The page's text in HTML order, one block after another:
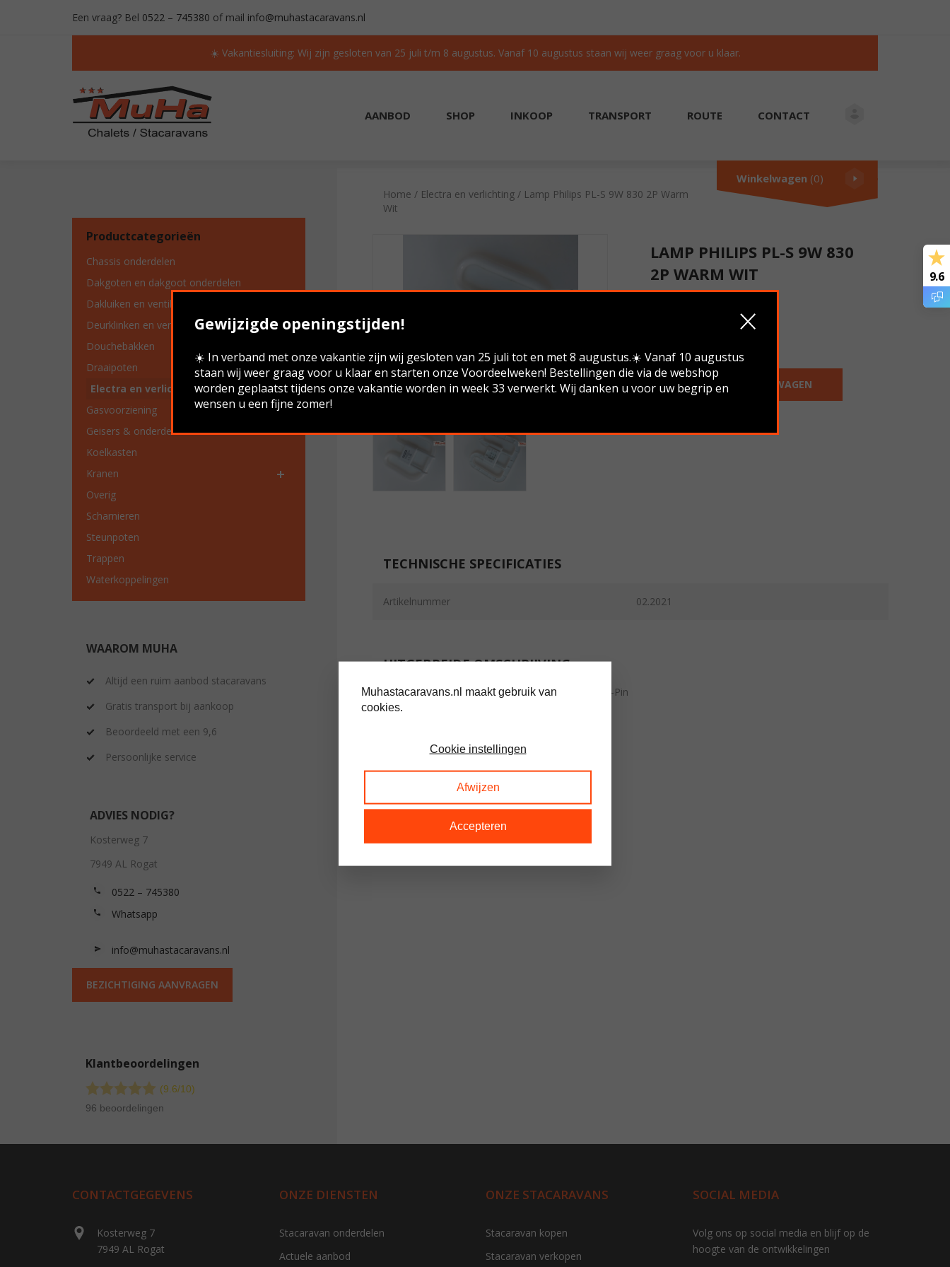
Een vraag? Bel 0522 – 745380 of mail info@muhastacaravans.nl
☀️ Vakantiesluiting: Wij zijn gesloten van 25 juli t/m 8 augustus. Vanaf 10 augustus staan wij weer graag voor u klaar.
AANBOD SHOP INKOOP TRANSPORT ROUTE CONTACT
Winkelwagen (0)
Productcategorieën
Chassis onderdelen
Dakgoten en dakgoot onderdelen
Dakluiken en ventilatie
Deurklinken en vensterbeslag
Douchebakken
Draaipoten
Electra en verlichting
Gasvoorziening
Geisers & onderdelen
Koelkasten
Kranen
Overig
Scharnieren
Steunpoten
Trappen
Waterkoppelingen
WAAROM MUHA
Altijd een ruim aanbod stacaravans
Gratis transport bij aankoop
Beoordeeld met een 9,6
Persoonlijke service
ADVIES NODIG?
Kosterweg 7
7949 AL Rogat
0522 – 745380
Whatsapp
info@muhastacaravans.nl
BEZICHTIGING AANVRAGEN
Klantbeoordelingen
(9.6/10)
96 beoordelingen
Home / Electra en verlichting / Lamp Philips PL-S 9W 830 2P Warm
Wit
LAMP PHILIPS PL-S 9W 830
2P WARM WIT
IN WINKELWAGEN
TECHNISCHE SPECIFICATIES
Artikelnummer 02.2021
UITGEBREIDE OMSCHRIJVING
Philips PL-S 9W 830 2P (MASTER) | Warm Wit – 2-Pin
CONTACTGEGEVENS
Kosterweg 7
7949 AL Rogat
ONZE DIENSTEN
Stacaravan onderdelen
Actuele aanbod
ONZE STACARAVANS
Stacaravan kopen
Stacaravan verkopen
SOCIAL MEDIA
Volg ons op social media en blijf op de
hoogte van de ontwikkelingen
Gewijzigde openingstijden!
☀️ In verband met onze vakantie zijn wij gesloten van 25 juli tot en met 8 augustus.☀️ Vanaf 10 augustus
staan wij weer graag voor u klaar en starten onze Voordeelweken! Bestellingen die via de webshop
worden geplaatst tijdens onze vakantie worden in week 33 verwerkt. Wij danken u voor uw begrip en
wensen u een fijne zomer!
9.6
Muhastacaravans.nl maakt gebruik van
cookies.
Cookie instellingen
Afwijzen
Accepteren